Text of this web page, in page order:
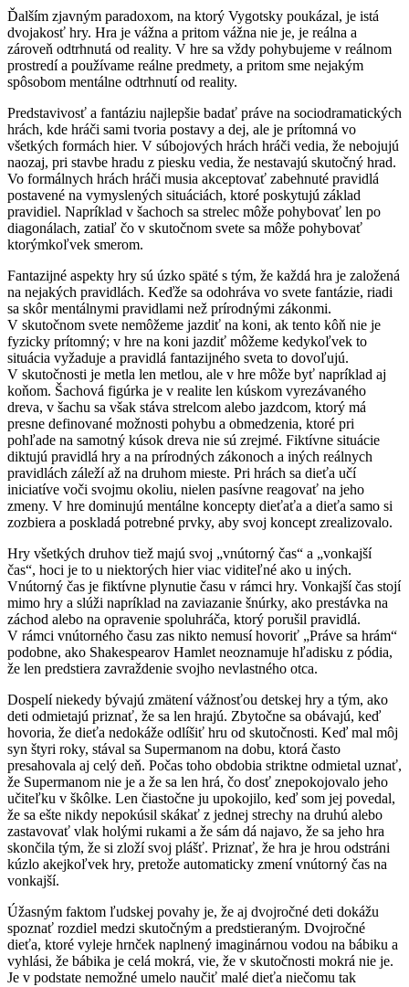
Ďalším zjavným paradoxom, na ktorý Vygotsky poukázal, je istá
dvojakosť hry. Hra je vážna a pritom vážna nie je, je reálna a
zároveň odtrhnutá od reality. V hre sa vždy pohybujeme v reálnom
prostredí a používame reálne predmety, a pritom sme nejakým
spôsobom mentálne odtrhnutí od reality.
Predstavivosť a fantáziu najlepšie badať práve na sociodramatických
hrách, kde hráči sami tvoria postavy a dej, ale je prítomná vo
všetkých formách hier. V súbojových hrách hráči vedia, že nebojujú
naozaj, pri stavbe hradu z piesku vedia, že nestavajú skutočný hrad.
Vo formálnych hrách hráči musia akceptovať zabehnuté pravidlá
postavené na vymyslených situáciách, ktoré poskytujú základ
pravidiel. Napríklad v šachoch sa strelec môže pohybovať len po
diagonálach, zatiaľ čo v skutočnom svete sa môže pohybovať
ktorýmkoľvek smerom.
Fantazijné aspekty hry sú úzko späté s tým, že každá hra je založená
na nejakých pravidlách. Keďže sa odohráva vo svete fantázie, riadi
sa skôr mentálnymi pravidlami než prírodnými zákonmi.
V skutočnom svete nemôžeme jazdiť na koni, ak tento kôň nie je
fyzicky prítomný; v hre na koni jazdiť môžeme kedykoľvek to
situácia vyžaduje a pravidlá fantazijného sveta to dovoľujú.
V skutočnosti je metla len metlou, ale v hre môže byť napríklad aj
koňom. Šachová figúrka je v realite len kúskom vyrezávaného
dreva, v šachu sa však stáva strelcom alebo jazdcom, ktorý má
presne definované možnosti pohybu a obmedzenia, ktoré pri
pohľade na samotný kúsok dreva nie sú zrejmé. Fiktívne situácie
diktujú pravidlá hry a na prírodných zákonoch a iných reálnych
pravidlách záleží až na druhom mieste. Pri hrách sa dieťa učí
iniciatíve voči svojmu okoliu, nielen pasívne reagovať na jeho
zmeny. V hre dominujú mentálne koncepty dieťaťa a dieťa samo si
zozbiera a poskladá potrebné prvky, aby svoj koncept zrealizovalo.
Hry všetkých druhov tiež majú svoj „vnútorný čas“ a „vonkajší
čas“, hoci je to u niektorých hier viac viditeľné ako u iných.
Vnútorný čas je fiktívne plynutie času v rámci hry. Vonkajší čas stojí
mimo hry a slúži napríklad na zaviazanie šnúrky, ako prestávka na
záchod alebo na opravenie spoluhráča, ktorý porušil pravidlá.
V rámci vnútorného času zas nikto nemusí hovoriť „Práve sa hrám“
podobne, ako Shakespearov Hamlet neoznamuje hľadisku z pódia,
že len predstiera zavraždenie svojho nevlastného otca.
Dospelí niekedy bývajú zmätení vážnosťou detskej hry a tým, ako
deti odmietajú priznať, že sa len hrajú. Zbytočne sa obávajú, keď
hovoria, že dieťa nedokáže odlíšiť hru od skutočnosti. Keď mal môj
syn štyri roky, stával sa Supermanom na dobu, ktorá často
presahovala aj celý deň. Počas toho obdobia striktne odmietal uznať,
že Supermanom nie je a že sa len hrá, čo dosť znepokojovalo jeho
učiteľku v škôlke. Len čiastočne ju upokojilo, keď som jej povedal,
že sa ešte nikdy nepokúsil skákať z jednej strechy na druhú alebo
zastavovať vlak holými rukami a že sám dá najavo, že sa jeho hra
skončila tým, že si zloží svoj plášť. Priznať, že hra je hrou odstráni
kúzlo akejkoľvek hry, pretože automaticky zmení vnútorný čas na
vonkajší.
Úžasným faktom ľudskej povahy je, že aj dvojročné deti dokážu
spoznať rozdiel medzi skutočným a predstieraným. Dvojročné
dieťa, ktoré vyleje hrnček naplnený imaginárnou vodou na bábiku a
vyhlási, že bábika je celá mokrá, vie, že v skutočnosti mokrá nie je.
Je v podstate nemožné umelo naučiť malé dieťa niečomu tak